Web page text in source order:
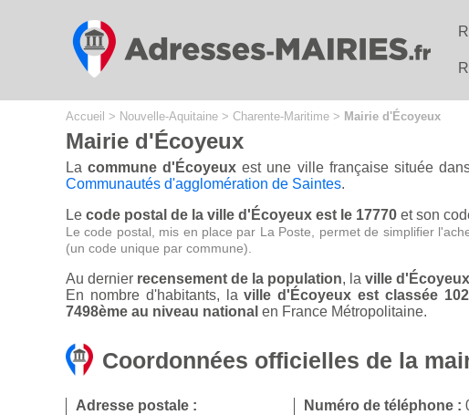
Accueil > Nouvelle-Aquitaine > Charente-Maritime > Mairie d'Écoyeux
Mairie d'Écoyeux
Lacommune d'Écoyeux est une ville française située
Communautés d'agglomération de Saintes.
Le code postal de la ville d'Écoyeux est le 17770 et son
Le code postal, mis en place par La Poste, permet de simplifier
(un code unique par commune).
Au dernier recensement de la population, la ville
En nombre d'habitants, laville d'Écoyeux est classée
7498ème au niveau national en France Métropolitaine.
Coordonnées officielles de la
Adresse postale :
Numéro de téléphone :